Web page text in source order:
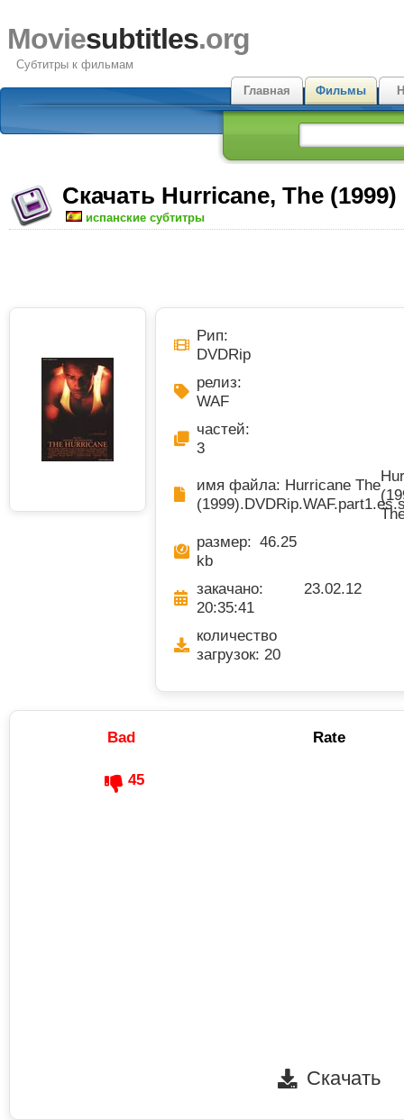
Moviesubtitles.org
Субтитры к фильмам
Главная
Фильмы
Скачать Hurricane, The
испанские субтитры
Рип:
DVDRip
релиз:
WAF
частей:
3
имя файла: Hurricane The
размер: 46.25
kb
закачано: 23.02.12
20:35:41
количество
загрузок: 20
Bad Rate
45
Скачать